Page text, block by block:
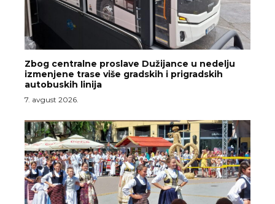
Zbog centralne proslave Dužijance u nedelju
izmenjene trase više gradskih i prigradskih
autobuskih linija
7. avgust 2026.